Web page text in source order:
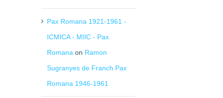
Pax Romana 1921-1961 -
ICMICA - MIIC - Pax
Romana on Ramon
Sugranyes de Franch Pax
Romana 1946-1961